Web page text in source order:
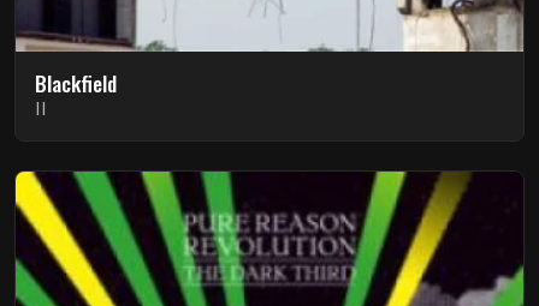
Blackfield
II